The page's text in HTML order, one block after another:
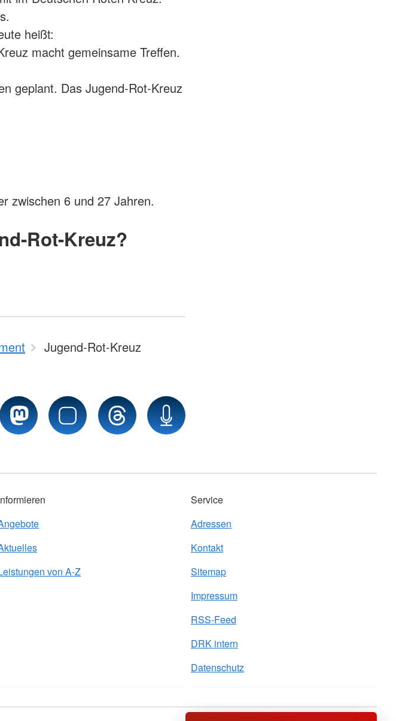
heißt:
macht gemeinsame Treffen.
geplant. Das Jugend-Rot-Kreuz
zwischen 6 und 27 Jahren.
Rot-Kreuz?
Jugend-Rot-Kreuz
von A-Z
Service
Adressen
Kontakt
Sitemap
Impressum
RSS-Feed
DRK intern
Datenschutz